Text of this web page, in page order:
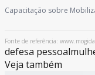
Capacitação sobre
Fonte de referência:
defesa pessoal
Veja também